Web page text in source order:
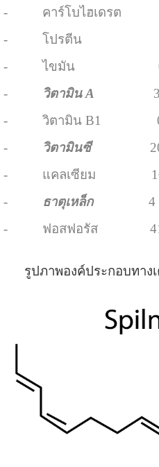
- คาร์โบไฮเด
- โปรตีน
- ไขมัน
-
วิตามิน A
- วิตามิน B1
-
วิตามินซี20
- แคลเซียม
-
ธาตุเหล็ก4 มิ
- ฟอสฟอรัส
รูปภาพองค์ประกอบทา